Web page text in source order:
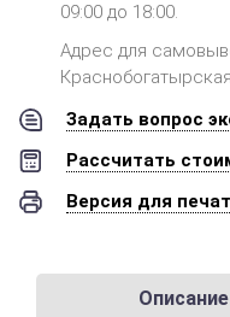
09:00 до 18:00.
Адрес для
Задать вопрос
Рассчитать
Версия для